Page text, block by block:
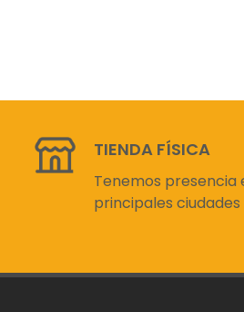
TIENDA FÍSICA
Tenemos presencia
principales